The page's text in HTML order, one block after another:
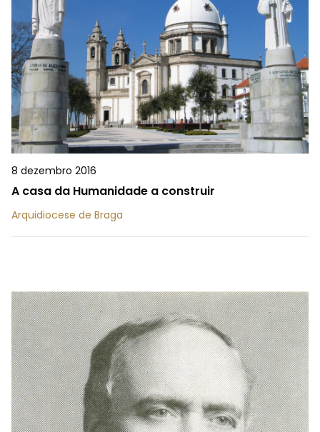
8 dezembro 2016
A casa da Humanidade a construir
Arquidiocese de Braga